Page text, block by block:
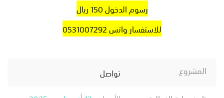
رسوم الدخول 150 ريال
للاستفسار واتس 0531007292
المشروع
تواصل